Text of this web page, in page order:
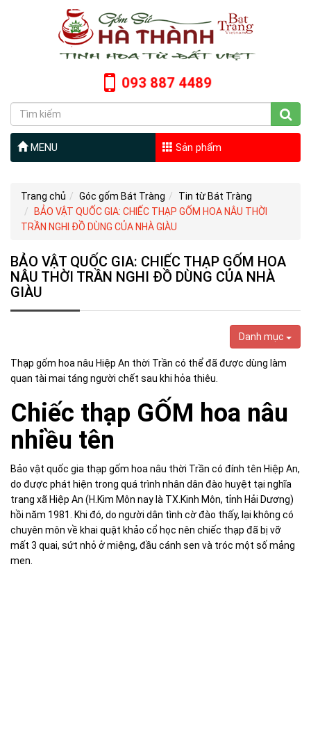
093 887 4489
MENU Sản phẩm
Trang chủ Góc gốm Bát Tràng
Tin từ Bát Tràng
BẢO VẬT QUỐC GIA: CHIẾC THẠP GỐM HOA NÂU THỜI
TRẦN NGHI ĐỒ DÙNG CỦA NHÀ GIÀU
BẢO VẬT QUỐC GIA: CHIẾC THẠP GỐM HOA
NÂU THỜI TRẦN NGHI ĐỒ DÙNG CỦA NHÀ
GIÀU
Danh mục
Thạp gốm hoa nâu Hiệp An thời Trần có thể đã được dùng làm
quan tài mai táng người chết sau khi hỏa thiêu.
Chiếc thạp GỐM hoa nâu
nhiều tên
Bảo vật quốc gia thạp gốm hoa nâu thời Trần có đính tên Hiệp An,
do được phát hiện trong quá trình nhân dân đào huyệt tại nghĩa
trang xã Hiệp An (H.Kim Môn nay là TX.Kinh Môn, tỉnh Hải Dương)
hồi năm 1981. Khi đó, do người dân tình cờ đào thấy, lại không có
chuyên môn về khai quật khảo cổ học nên chiếc thạp đã bị vỡ
mất 3 quai, sứt nhỏ ở miệng, đầu cánh sen và tróc một số mảng
men.